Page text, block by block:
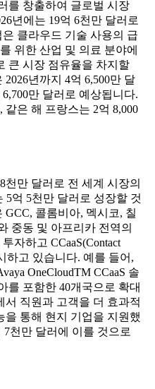
를 창출하여 글로벌 시장
년에는 19억 6천만 달러로
클라우드 기술 사용의 급
위한 산업 및 의료 분야에
큰 시장 점유율을 차지할
년까지 4억 6,500만 달
만 달러로 예상됩니다.
같은 해 프랑스는 2억 8,000
천만 달러로 전 세계 시장의
5억 5천만 달러로 성장할 것
콜롬비아, 멕시코, 칠
중동 및 아프리카 전역의
자하고 CCaaS(Contact
하고 있습니다. 예를 들어,
OneCloudTM CCaaS 솔
를 포함한 40개국으로 확대
서 직원과 고객을 더 효과적
을 통해 현지 기업을 지원했
7천만 달러에 이를 것으로